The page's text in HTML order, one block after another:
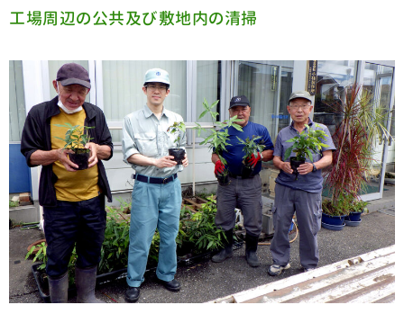
工場周辺の公共及び敷地内の清掃